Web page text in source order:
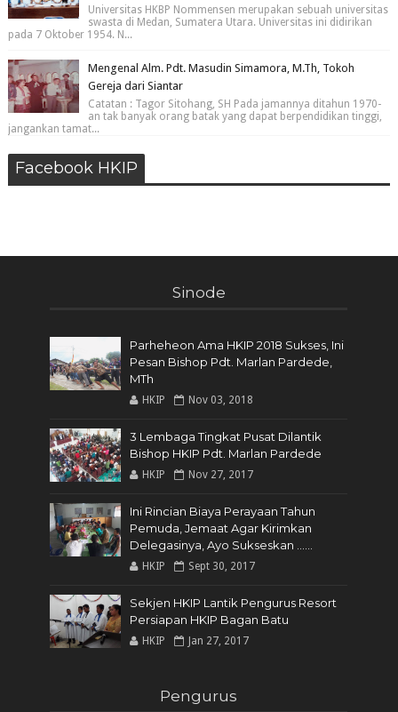
Universitas HKBP Nommensen merupakan sebuah universitas
swasta di Medan, Sumatera Utara. Universitas ini didirikan
pada 7 Oktober 1954. N...
Mengenal Alm. Pdt. Masudin Simamora, M.Th, Tokoh
Gereja dari Siantar
Catatan : Tagor Sitohang, SH Pada jamannya ditahun 1970-
an tak banyak orang batak yang dapat berpendidikan tinggi,
jangankan tamat...
Facebook HKIP
Sinode
Parheheon Ama HKIP 2018 Sukses, Ini
Pesan Bishop Pdt. Marlan Pardede,
MTh
HKIP Nov 03, 2018
3 Lembaga Tingkat Pusat Dilantik
Bishop HKIP Pdt. Marlan Pardede
HKIP Nov 27, 2017
Ini Rincian Biaya Perayaan Tahun
Pemuda, Jemaat Agar Kirimkan
Delegasinya, Ayo Sukseskan ......
HKIP Sept 30, 2017
Sekjen HKIP Lantik Pengurus Resort
Persiapan HKIP Bagan Batu
HKIP Jan 27, 2017
Pengurus